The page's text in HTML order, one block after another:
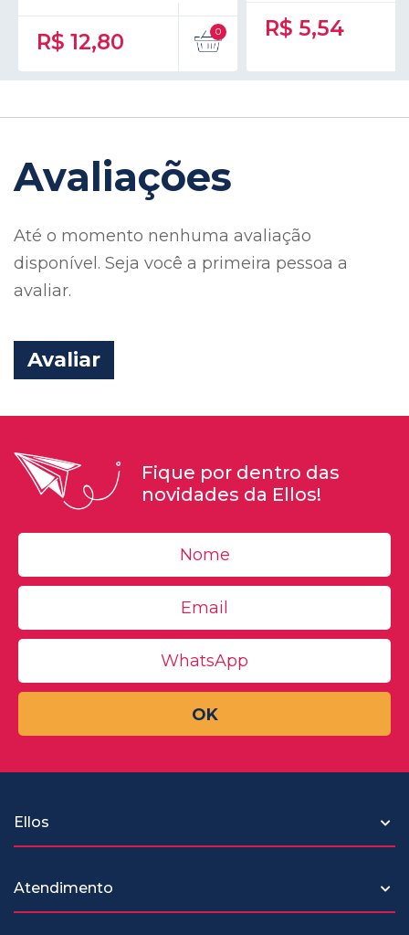
R$ 12,80
R$ 5,54
Avaliações
Até o momento nenhuma avaliação
disponível. Seja você a primeira pessoa a
avaliar.
Avaliar
Fique por dentro das
novidades da Ellos!
OK
Ellos
Atendimento